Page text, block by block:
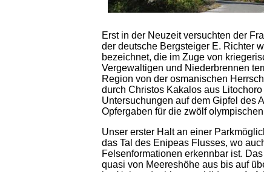
Erst in der Neuzeit versuchten der
der deutsche Bergsteiger E. Richter
bezeichnet, die im Zuge von
Vergewaltigen und Niederbrennen
Region von der osmanischen
durch Christos Kakalos aus
Untersuchungen auf dem Gipfel des
Opfergaben für die zwölf
Unser erster Halt an einer
das Tal des Enipeas Flusses, wo
Felsenformationen erkennbar ist.
quasi von Meereshöhe aus bis auf